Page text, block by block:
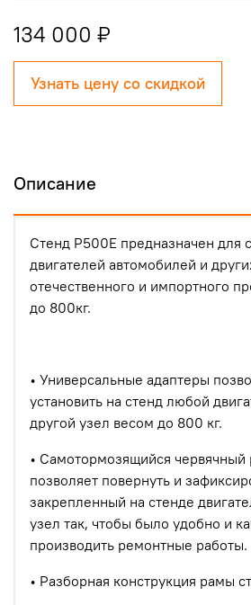
134 000 ₽
Узнать цену со скидкой
Описание
Стенд Р500Е предназначен для
двигателей автомобилей и
отечественного и импортного
до 800кг.
• Универсальные адаптеры
установить на стенд любой
другой узел весом до 800 кг.
• Самотормозящийся червячный
позволяет повернуть и
закрепленный на стенде
узел так, чтобы было удобно и
производить ремонтные работы.
• Разборная конструкция рамы